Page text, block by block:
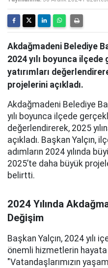
Akdağmadeni Belediye
2024 yılı boyunca
yatırımları
projelerini açıkladı.
Akdağmadeni Belediye
yılı boyunca ilçede
değerlendirerek, 2025
açıkladı. Başkan Yalçın,
adımların 2024 yılında
2025’te daha büyük
belirtti.
2024 Yılında
Değişim
Başkan Yalçın, 2024 yılı
önemli hizmetlerin
"Vatandaşlarımızın